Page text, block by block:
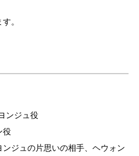
。
ジュ役
役
ジュの片思いの相手、ヘウォン